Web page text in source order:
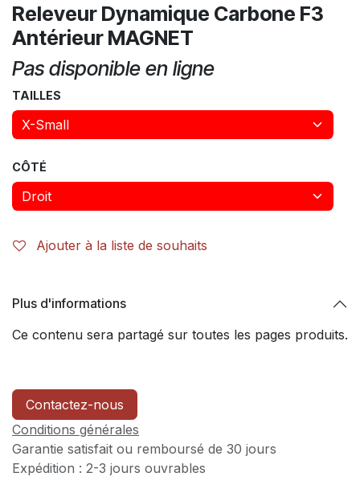
Releveur Dynamique Carbone F3
Antérieur MAGNET
Pas disponible en ligne
TAILLES
CÔTÉ
Ajouter à la liste de souhaits
Plus d'informations
Ce contenu sera partagé sur toutes les pages produits.
Contactez-nous
Conditions générales
Garantie satisfait ou remboursé de 30 jours
Expédition : 2-3 jours ouvrables